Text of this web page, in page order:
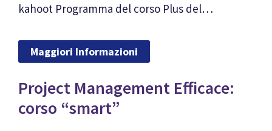
kahoot Programma del corso Plus del…
Maggiori Informazioni
Project Management Efficace:
corso “smart”